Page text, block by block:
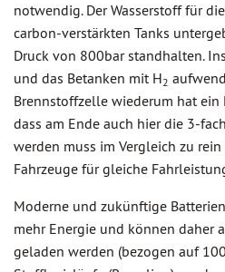
notwendig. Der Wasserstoff für
carbon-verstärkten Tanks
Druck von 800bar standhalten.
und das Betanken mit H2
Brennstoffzelle wiederum hat ein
dass am Ende auch hier die 3-
werden muss im Vergleich zu
Fahrzeuge für gleiche
Moderne und zukünftige
mehr Energie und können daher
geladen werden (bezogen auf